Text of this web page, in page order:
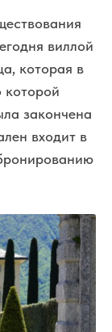
виллой
которая в
которой
закончена
входит в